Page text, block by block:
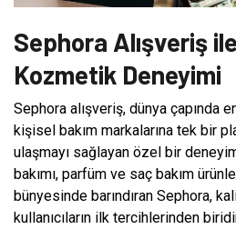
Sephora Alışveriş
Kozmetik Deneyimi
Sephora alışveriş, dünya çapında
kişisel bakım markalarına tek bir
ulaşmayı sağlayan özel bir
bakımı, parfüm ve saç bakım
bünyesinde barındıran Sephora,
kullanıcıların ilk tercihlerinden